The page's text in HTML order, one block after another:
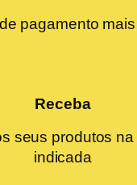
pagamento
Receba
seus produtos na
indicada